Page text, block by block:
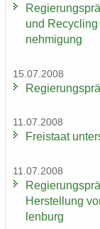
und
neh­mi­gung
15.07.2008
11.07.2008
Frei­staat
11.07.2008
Her­stel­lung
len­burg